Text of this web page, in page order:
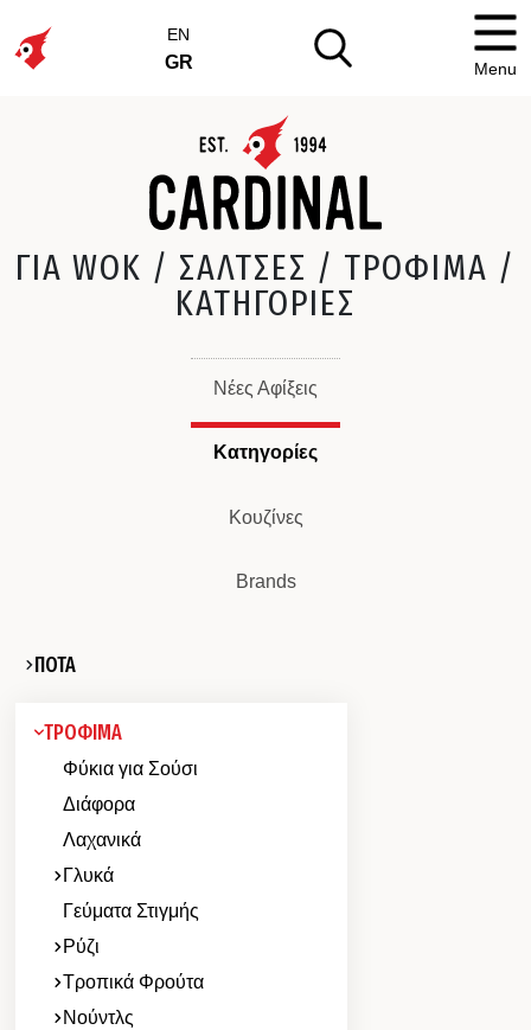
EN
GR Menu
ΓΙΑ WOK / ΣΑΛΤΣΕΣ / ΤΡΟΦΙΜΑ /
ΚΑΤΗΓΟΡΙΕΣ
Νέες Αφίξεις
Κατηγορίες
Κουζίνες
Brands
ΠΟΤΑ
ΤΡΟΦΙΜΑ
Φύκια για Σούσι
Διάφορα
Λαχανικά
Γλυκά
Γεύματα Στιγμής
Ρύζι
Τροπικά Φρούτα
Νούντλς